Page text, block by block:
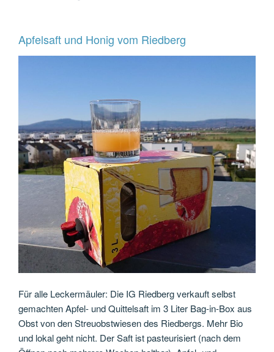
Apfelsaft und Honig vom Riedberg
Für alle Leckermäuler: Die IG Riedberg verkauft selbst
gemachten Apfel- und Quittelsaft im 3 Liter Bag-in-Box aus
Obst von den Streuobstwiesen des Riedbergs. Mehr Bio
und lokal geht nicht. Der Saft ist pasteurisiert (nach dem